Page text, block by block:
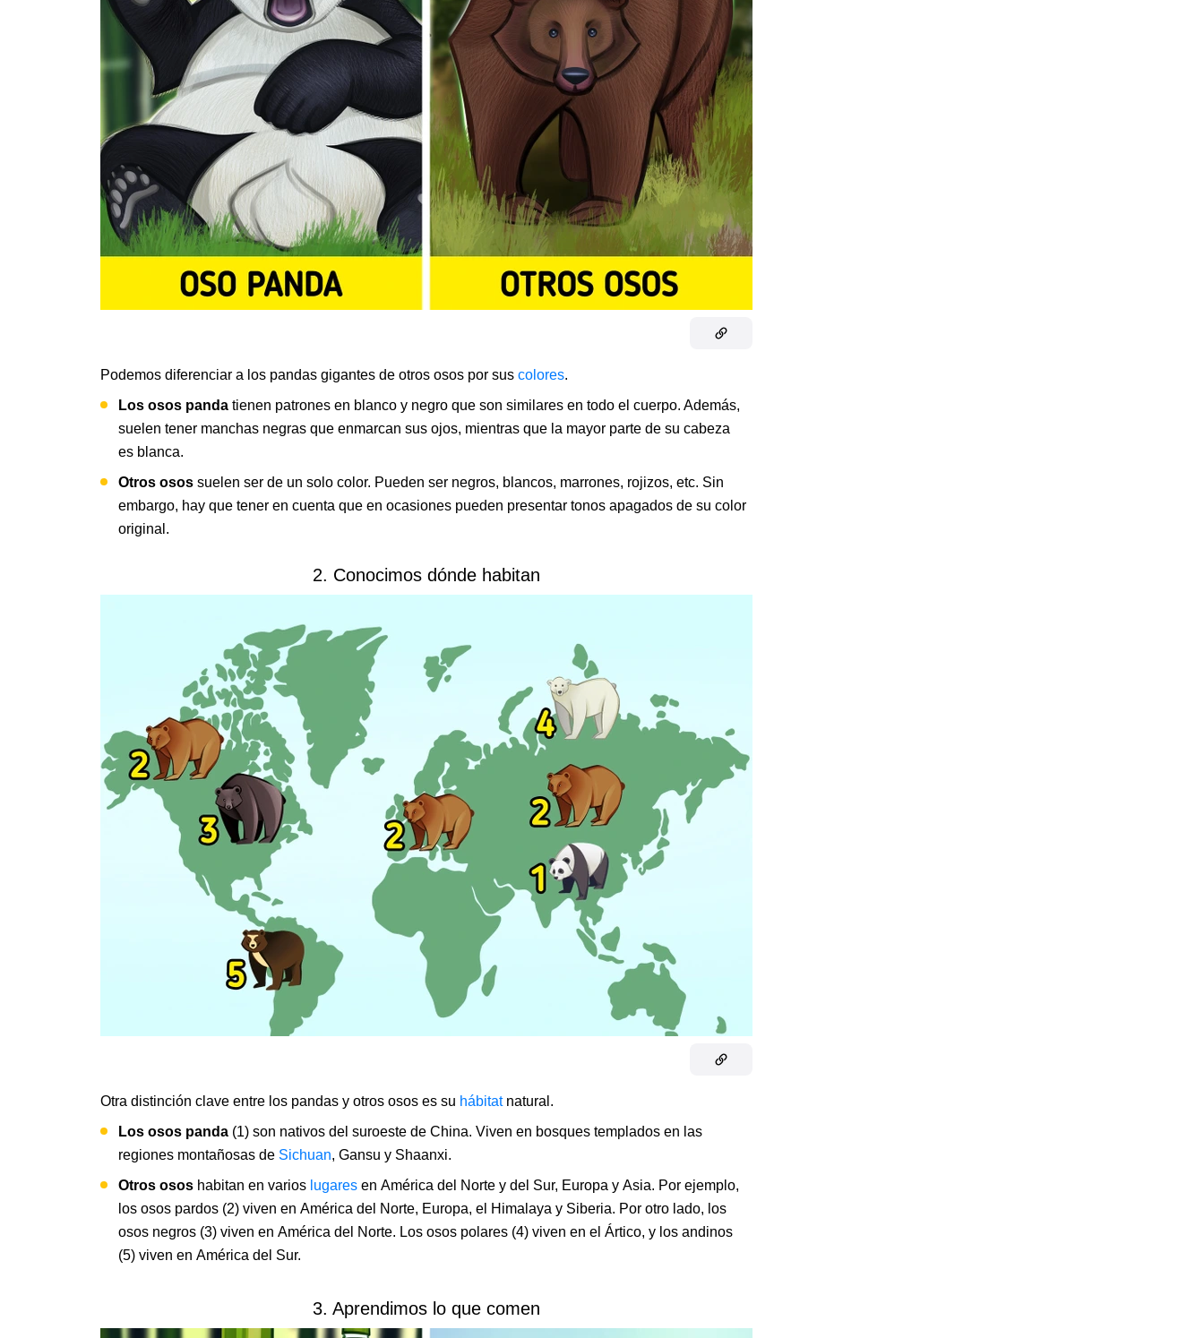
Podemos diferenciar a los pandas gigantes de otros osos por sus colores.
Los osos panda tienen patrones en blanco y negro que son similares en todo el cuerpo. Además,
suelen tener manchas negras que enmarcan sus ojos, mientras que la mayor parte de su cabeza
es blanca.
Otros osos suelen ser de un solo color. Pueden ser negros, blancos, marrones, rojizos, etc. Sin
embargo, hay que tener en cuenta que en ocasiones pueden presentar tonos apagados de su color
original.
2. Conocimos dónde habitan
Otra distinción clave entre los pandas y otros osos es su hábitatnatural.
Los osos panda (1) son nativos del suroeste de China. Viven en bosques templados en las
regiones montañosas de Sichuan, Gansu y Shaanxi.
Otros osos habitan en varios lugares en América del Norte y del Sur, Europa y Asia. Por ejemplo,
los osos pardos (2) viven en América del Norte, Europa, el Himalaya y Siberia. Por otro lado, los
osos negros (3) viven en América del Norte. Los osos polares (4) viven en el Ártico, y los andinos
(5) viven en América del Sur.
3. Aprendimos lo que comen